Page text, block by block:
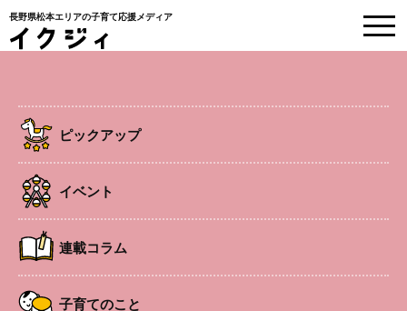
長野県松本エリアの子育て応援メディア
ピックアップ
イベント
連載コラム
子育てのこと
EVENT
HOME
屋で楽しく♪親子運動遊び
中央エリア イベント
【イオンモール松本×イクジィ コラボ